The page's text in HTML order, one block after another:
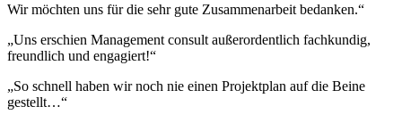
Wir möchten uns für die sehr gute Zusammenarbeit bedanken.“
„Uns erschien Management consult außerordentlich fachkundig,
freundlich und engagiert!“
„So schnell haben wir noch nie einen Projektplan auf die Beine
gestellt…“